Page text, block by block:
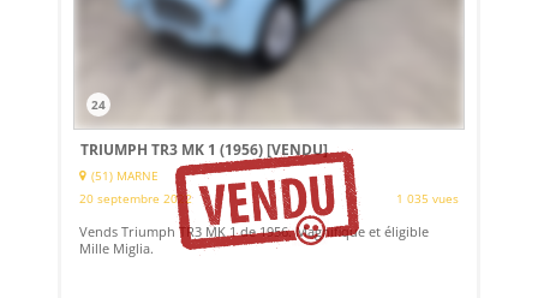
24
TRIUMPH TR3 MK 1 (1956)[VENDU]
(51) MARNE
20 septembre 2022
1 035 vues
Vends Triumph TR3 MK 1 de 1956. Magnifique et éligible
Mille Miglia.